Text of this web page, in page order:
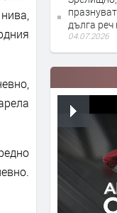
дълга
04.07.2026